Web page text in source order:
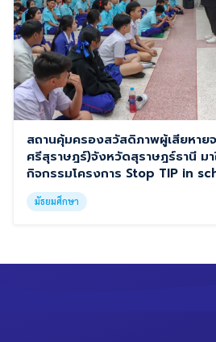
สถานคุ้มครองสวัสดิภาพผู้เสียหาย
ศรีสุราษฎร์)จังหวัดสุราษฎร์ธานี มา
กิจกรรมโครงการ Stop TIP in school (หยุดการค้า
มนุษย์เริ่มที่โรงเรียน )
มัธยมศึกษา